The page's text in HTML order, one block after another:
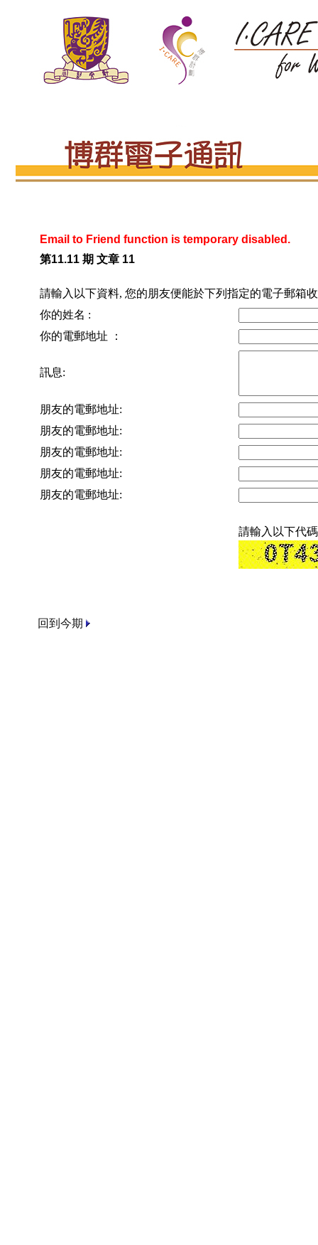
Email to Friend function is temporary disabled.
第11.11 期 文章 11
請輸入以下資料, 您的朋友便能於下列指定的電子郵箱
你的姓名 :
你的電郵地址 ：
訊息:
朋友的電郵地址:
朋友的電郵地址:
朋友的電郵地址:
朋友的電郵地址:
朋友的電郵地址:
請輸入以下代碼
回到今期